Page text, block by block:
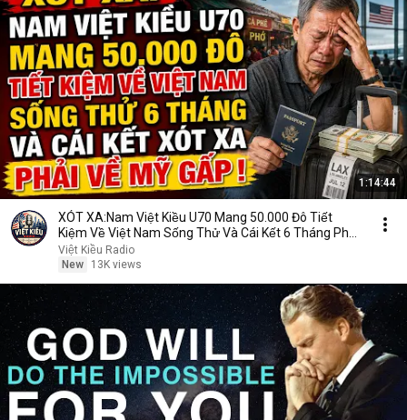
1:14:44
XÓT XA:Nam Việt Kiều U70 Mang 50.000 Đô Tiết
Kiệm Về Việt Nam Sống Thử Và Cái Kết 6 Tháng Phải
Về Mỹ
Việt Kiều Radio
New
13K views